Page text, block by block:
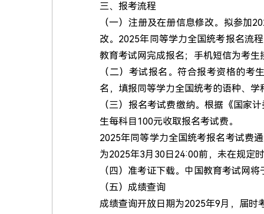
三、报考流程
（一）注册及在册信息修改。拟参加
改。2025年同等学力全国统考报名流
教育考试网完成报名；手机短信为考
（二）考试报名。符合报考资格的
名，填报同等学力全国统考的语种、
（三）报名考试费缴纳。根据《国家
生每科目100元收取报名考试费。
2025年同等学力全国统考报名考试费
为2025年3月30日24:00前，未在规定
（四）准考证下载。中国教育考试网
（五）成绩查询
成绩查询开放日期为2025年9月，届时